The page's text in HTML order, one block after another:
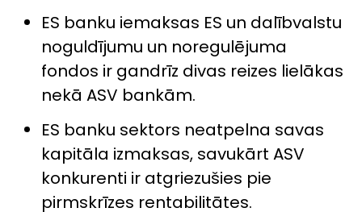
ES banku iemaksas ES un dalībvalstu
noguldījumu un noregulējuma
fondos ir gandrīz divas reizes lielākas
nekā ASV bankām.
ES banku sektors neatpelna savas
kapitāla izmaksas, savukārt ASV
konkurenti ir atgriezušies pie
pirmskrīzes rentabilitātes.